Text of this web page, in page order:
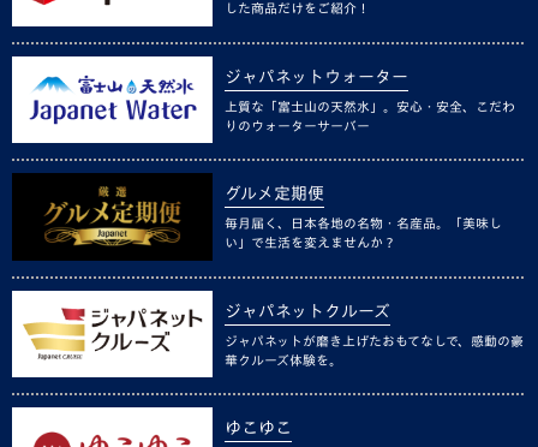
した商品だけをご紹介！
ジャパネットウォーター
上質な「富士山の天然水」。安心・安全、こだわ
りのウォーターサーバー
グルメ定期便
毎月届く、日本各地の名物・名産品。「美味し
い」で生活を変えませんか？
ジャパネットクルーズ
ジャパネットが磨き上げたおもてなしで、感動の豪
華クルーズ体験を。
ゆこゆこ